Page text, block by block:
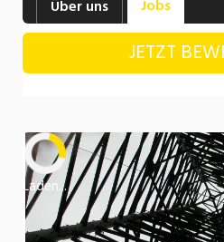
Industrie, Maschinenbau,
Produktion
Informatik,
Körperpflege, Wellness
Marketing,
Mechanik, Elektronik,
Über uns Jobs
JETZT
Laden...